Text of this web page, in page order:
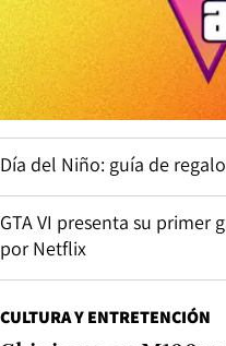
Día del Niño: guía de
GTA VI presenta su primer
por Netflix
CULTURA Y ENTRETENCIÓN